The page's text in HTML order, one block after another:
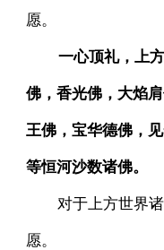
愿。
一心顶礼，上
佛，香光佛，大焰
王佛，宝华德佛，
等恒河沙数诸佛。
对于上方世界
愿。